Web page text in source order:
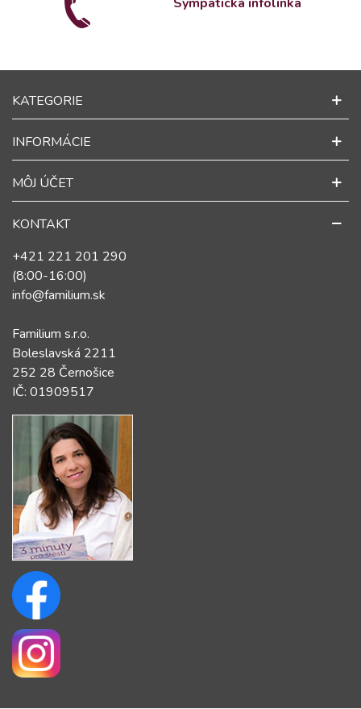
KATEGORIE
INFORMÁCIE
MÔJ ÚČET
KONTAKT
+421 221 201 290
(8:00-16:00)
info@familium.sk
Familium s.r.o.
Boleslavská 2211
252 28 Černošice
IČ: 01909517